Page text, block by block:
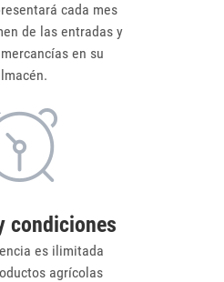
cada mes
de las entradas y
en su
condiciones
es ilimitada
agrícolas